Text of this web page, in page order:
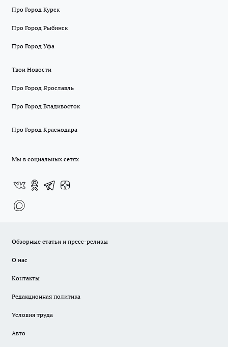
Про Город Курск
Про Город Рыбинск
Про Город Уфа
Твои Новости
Про Город Ярославль
Про Город Владивосток
Про Город Краснодара
Мы в социальных сетях
Обзорные статьи и пресс-релизы
О нас
Контакты
Редакционная политика
Условия труда
Авто